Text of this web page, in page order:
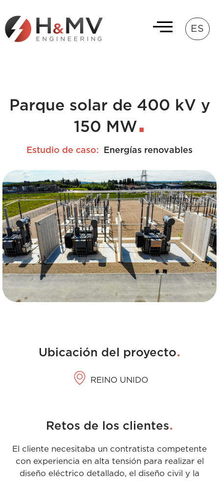
ES
Parque solar de 400 kV y
150 MW
Estudio de caso: Energías renovables
Ubicación del proyecto.
REINO UNIDO
Retos de los clientes.
El cliente necesitaba un contratista competente
con experiencia en alta tensión para realizar el
diseño eléctrico detallado, el diseño civil y la